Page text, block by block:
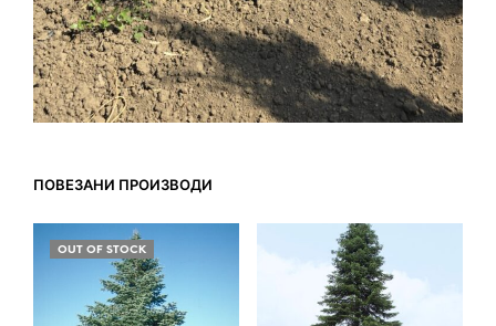
ПОВЕЗАНИ ПРОИЗВОДИ
OUT OF STOCK